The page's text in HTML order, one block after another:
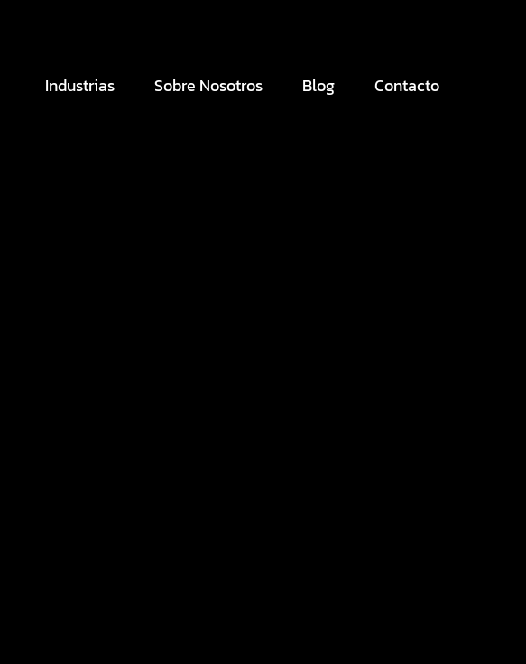
Industrias Sobre Nosotros Blog Contacto